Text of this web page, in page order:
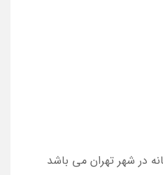
در شهر تهران می باشد